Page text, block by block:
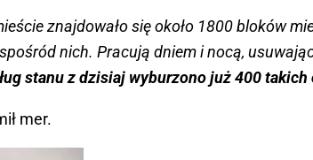
znajdowało się około 1800 bloków
nich. Pracują dniem i nocą,
stanu z dzisiaj wyburzono już 400
mer.